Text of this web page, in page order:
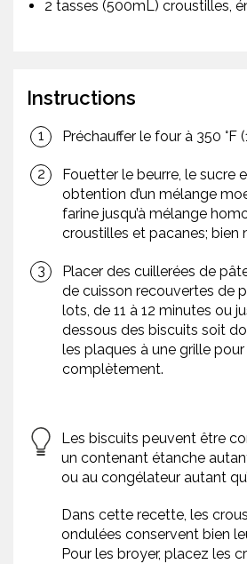
2 tasses (500mL) croustilles,
Instructions
Préchauffer le four à 350 °F
Fouetter le beurre, le sucre
obtention d’un mélange
farine jusqu’à mélange
croustilles et pacanes; bien
Placer des cuillerées de
de cuisson recouvertes de
lots, de 11 à 12 minutes ou
dessous des biscuits soit
les plaques à une grille
complètement.
Les biscuits peuvent être
un contenant étanche
ou au congélateur autant
Dans cette recette, les
ondulées conservent bien
Pour les broyer, placez les